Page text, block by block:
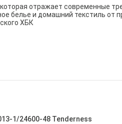
отражает современные
белье и домашний текстиль от
ХБК
1/24600-48 Tenderness